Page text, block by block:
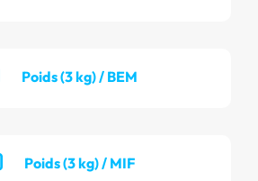
Poids (3 kg) / BEM
Poids (3 kg) / MIF